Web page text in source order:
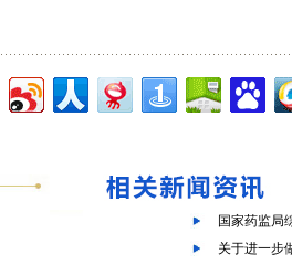
国家药监局
关于进一步